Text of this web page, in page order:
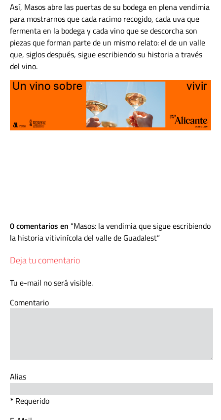
Así, Masos abre las puertas de su bodega en plena vendimia
para mostrarnos que cada racimo recogido, cada uva que
fermenta en la bodega y cada vino que se descorcha son
piezas que forman parte de un mismo relato: el de un valle
que, siglos después, sigue escribiendo su historia a través
del vino.
0 comentarios en Masos: la vendimia que sigue escribiendo
la historia vitivinícola del valle de Guadalest
Deja tu comentario
Tu e-mail no será visible.
Comentario
Alias
* Requerido